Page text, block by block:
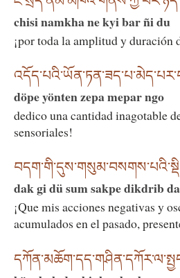
chisi namkha ne kyi bar ñi du
¡por toda la amplitud y duración
döpe yönten zepa mepar ngo
dedico una cantidad inagotable
sensoriales!
dak gi dü sum sakpe dikdrib
¡Que mis acciones negativas y
acumulados en el pasado,